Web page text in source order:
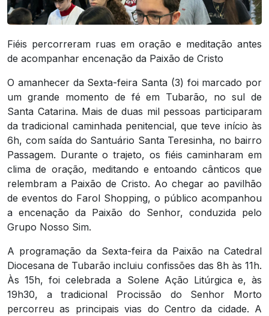
Fiéis percorreram ruas em oração e meditação antes
de acompanhar encenação da Paixão de Cristo
O amanhecer da Sexta-feira Santa (3) foi marcado por
um grande momento de fé em Tubarão, no sul de
Santa Catarina. Mais de duas mil pessoas participaram
da tradicional caminhada penitencial, que teve início às
6h, com saída do Santuário Santa Teresinha, no bairro
Passagem. Durante o trajeto, os fiéis caminharam em
clima de oração, meditando e entoando cânticos que
relembram a Paixão de Cristo. Ao chegar ao pavilhão
de eventos do Farol Shopping, o público acompanhou
a encenação da Paixão do Senhor, conduzida pelo
Grupo Nosso Sim.
A programação da Sexta-feira da Paixão na Catedral
Diocesana de Tubarão incluiu confissões das 8h às 11h.
Às 15h, foi celebrada a Solene Ação Litúrgica e, às
19h30, a tradicional Procissão do Senhor Morto
percorreu as principais vias do Centro da cidade. A